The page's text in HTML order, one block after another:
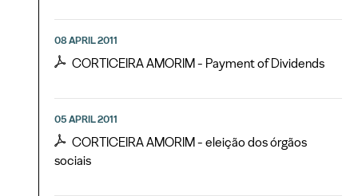
08 APRIL 2011
CORTICEIRA AMORIM - Payment of Dividends
05 APRIL 2011
CORTICEIRA AMORIM - eleição dos órgãos
sociais